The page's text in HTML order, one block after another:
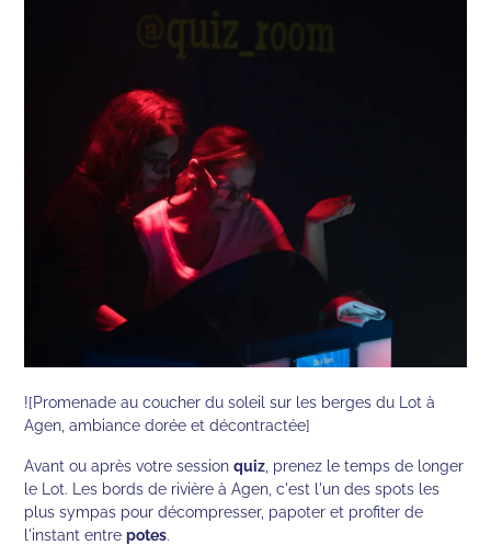
![Promenade au coucher du soleil sur les berges du Lot à
Agen, ambiance dorée et décontractée]
Avant ou après votre sessionquiz , prenez le temps de longer
le Lot. Les bords de rivière à Agen, c'est l'un des spots les
plus sympas pour décompresser, papoter et profiter de
l'instant entrepotes.